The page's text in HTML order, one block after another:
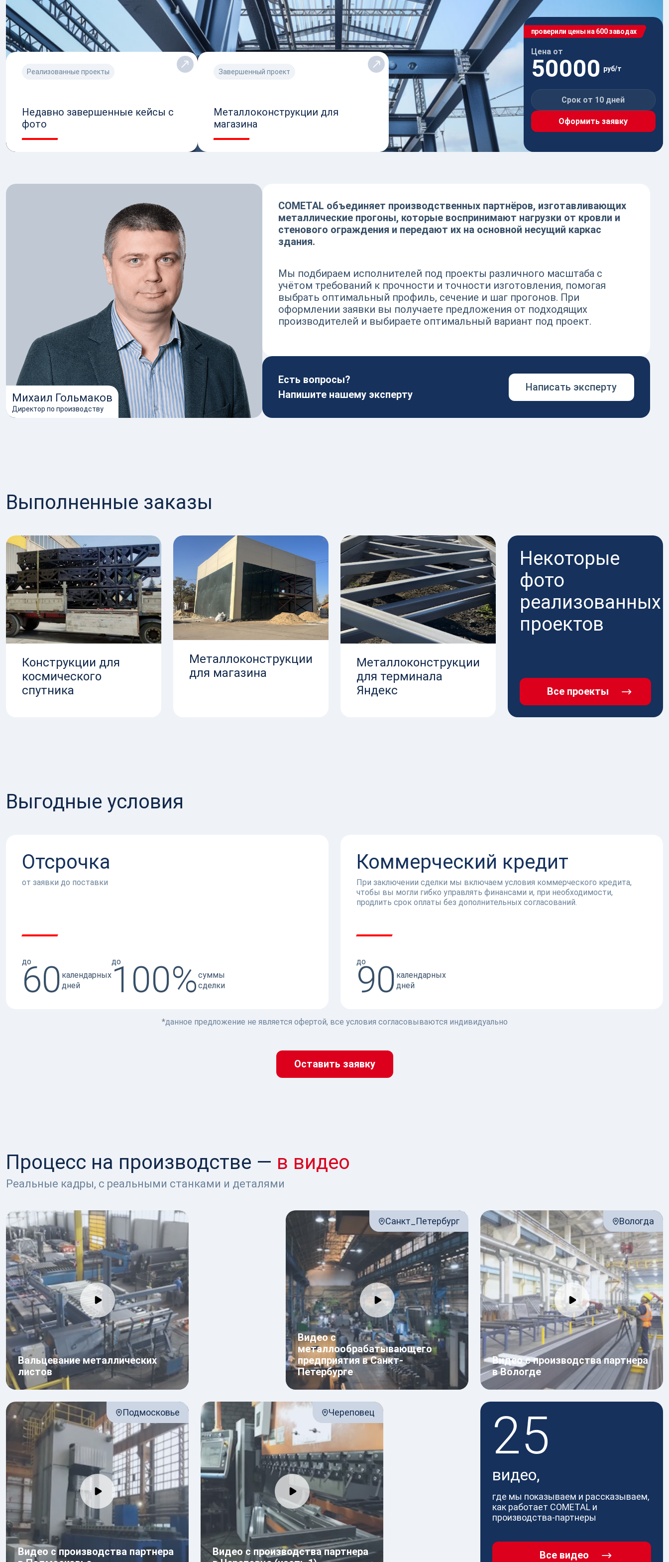
Аддитивное производство
КАРТОЧКА ОРГАНИЗАЦИИ
Реализованные проекты
Недавно завершенные кейсы с
фото
Завершенный проект
Металлоконструкции для
магазина
проверили цены на 600 заводах
Цена от
50000 руб/т
Срок от 10 дней
Оформить заявку
Михаил Гольмаков
Директор по производству
COMETAL объединяет производственных партнёров, изготавливающих
металлические прогоны, которые воспринимают нагрузки от кровли и
стенового ограждения и передают их на основной несущий каркас
здания.
Мы подбираем исполнителей под проекты различного масштаба с
учётом требований к прочности и точности изготовления, помогая
выбрать оптимальный профиль, сечение и шаг прогонов. При
оформлении заявки вы получаете предложения от подходящих
производителей и выбираете оптимальный вариант под проект.
Есть вопросы?
Напишите нашему эксперту
Написать эксперту
Выполненные заказы
Конструкции для
космического
спутника
Металлоконструкции
для магазина
Металлоконструкции
для терминала
Яндекс
Некоторые
фото
реализованных
проектов
Все проекты
Выгодные условия
Отсрочка
от заявки до поставки
до
60 календарных
дней
до
100% суммы
сделки
Коммерческий кредит
При заключении сделки мы включаем условия коммерческого кредита,
чтобы вы могли гибко управлять финансами и, при необходимости,
продлить срок оплаты без дополнительных согласований.
до
90 календарных
дней
*данное предложение не является офертой, все условия согласовываются индивидуально
Оставить заявку
Процесс на производстве — в видео
Реальные кадры, с реальными станками и деталями
Вальцевание металлических
листов
Санкт_Петербург
Видео с
металлообрабатывающего
предприятия в Санкт-
Петербурге
Вологда
Видео с производства партнера
в Вологде
Подмосковье
Видео с производства партнера
Череповец
Видео с производства партнера
25
видео,
где мы показываем и рассказываем,
как работает COMETAL и
производства-партнеры
Все видео